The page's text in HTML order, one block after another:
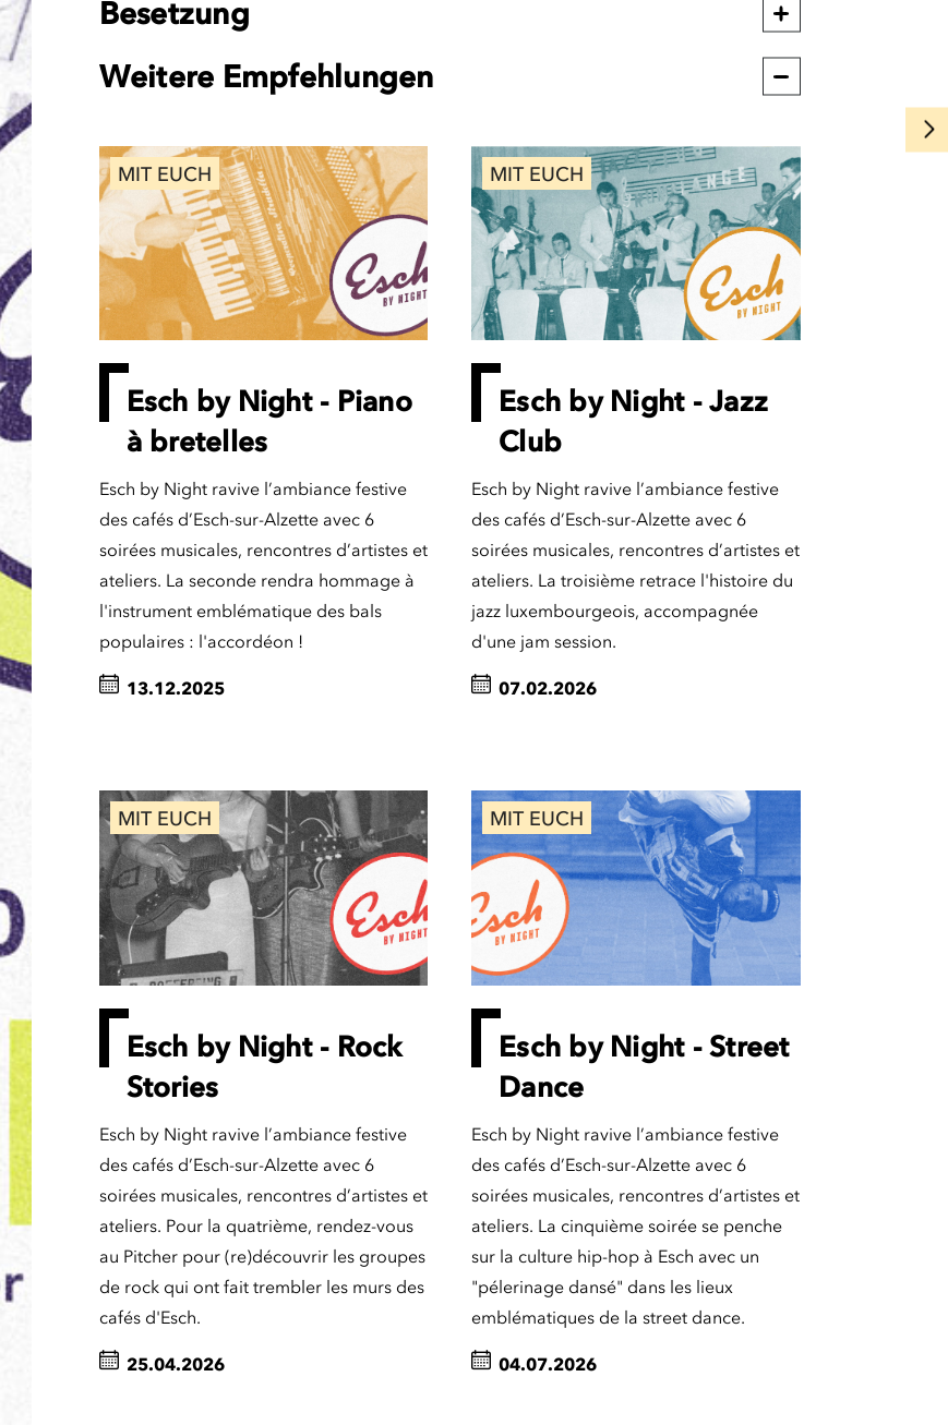
Besetzung
Weitere Empfehlungen
MIT EUCH
Esch by Night - Piano
à bretelles
Esch by Night ravive l’ambiance festive
des cafés d’Esch-sur-Alzette avec 6
soirées musicales, rencontres d’artistes et
ateliers. La seconde rendra hommage à
l'instrument emblématique des bals
populaires : l'accordéon !
13.12.2025
MIT EUCH
Esch by Night - Jazz
Club
Esch by Night ravive l’ambiance festive
des cafés d’Esch-sur-Alzette avec 6
soirées musicales, rencontres d’artistes et
ateliers. La troisième retrace l'histoire du
jazz luxembourgeois, accompagnée
d'une jam session.
07.02.2026
MIT EUCH
Esch by Night - Rock
Stories
Esch by Night ravive l’ambiance festive
des cafés d’Esch-sur-Alzette avec 6
soirées musicales, rencontres d’artistes et
ateliers. Pour la quatrième, rendez-vous
au Pitcher pour (re)découvrir les groupes
de rock qui ont fait trembler les murs des
cafés d'Esch.
25.04.2026
MIT EUCH
Esch by Night - Street
Dance
Esch by Night ravive l’ambiance festive
des cafés d’Esch-sur-Alzette avec 6
soirées musicales, rencontres d’artistes et
ateliers. La cinquième soirée se penche
sur la culture hip-hop à Esch avec un
"pélerinage dansé" dans les lieux
emblématiques de la street dance.
04.07.2026